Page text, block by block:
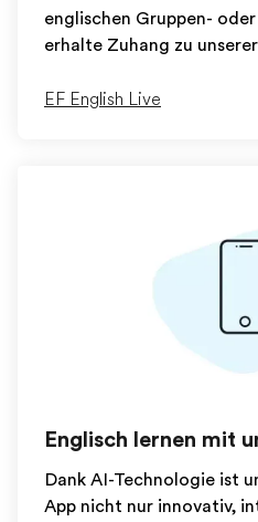
englischen Gruppen-
erhalte Zuhang zu
EF English Live
Englisch lernen mit
Dank AI-Technologie ist
App nicht nur innovativ,